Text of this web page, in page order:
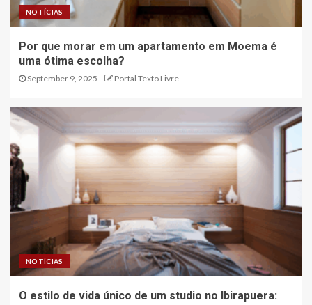
NOTÍCIAS
Por que morar em um apartamento em Moema é
uma ótima escolha?
September 9, 2025 Portal Texto Livre
NOTÍCIAS
O estilo de vida único de um studio no Ibirapuera: